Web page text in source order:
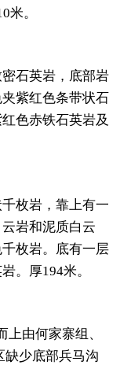
米。
石英岩，底部岩
紫红色条带状石
色赤铁石英岩及
枚岩，靠上有一
岩和泥质白云
枚岩。底有一层
。厚194米。
由何家寨组、
缺少底部兵马沟